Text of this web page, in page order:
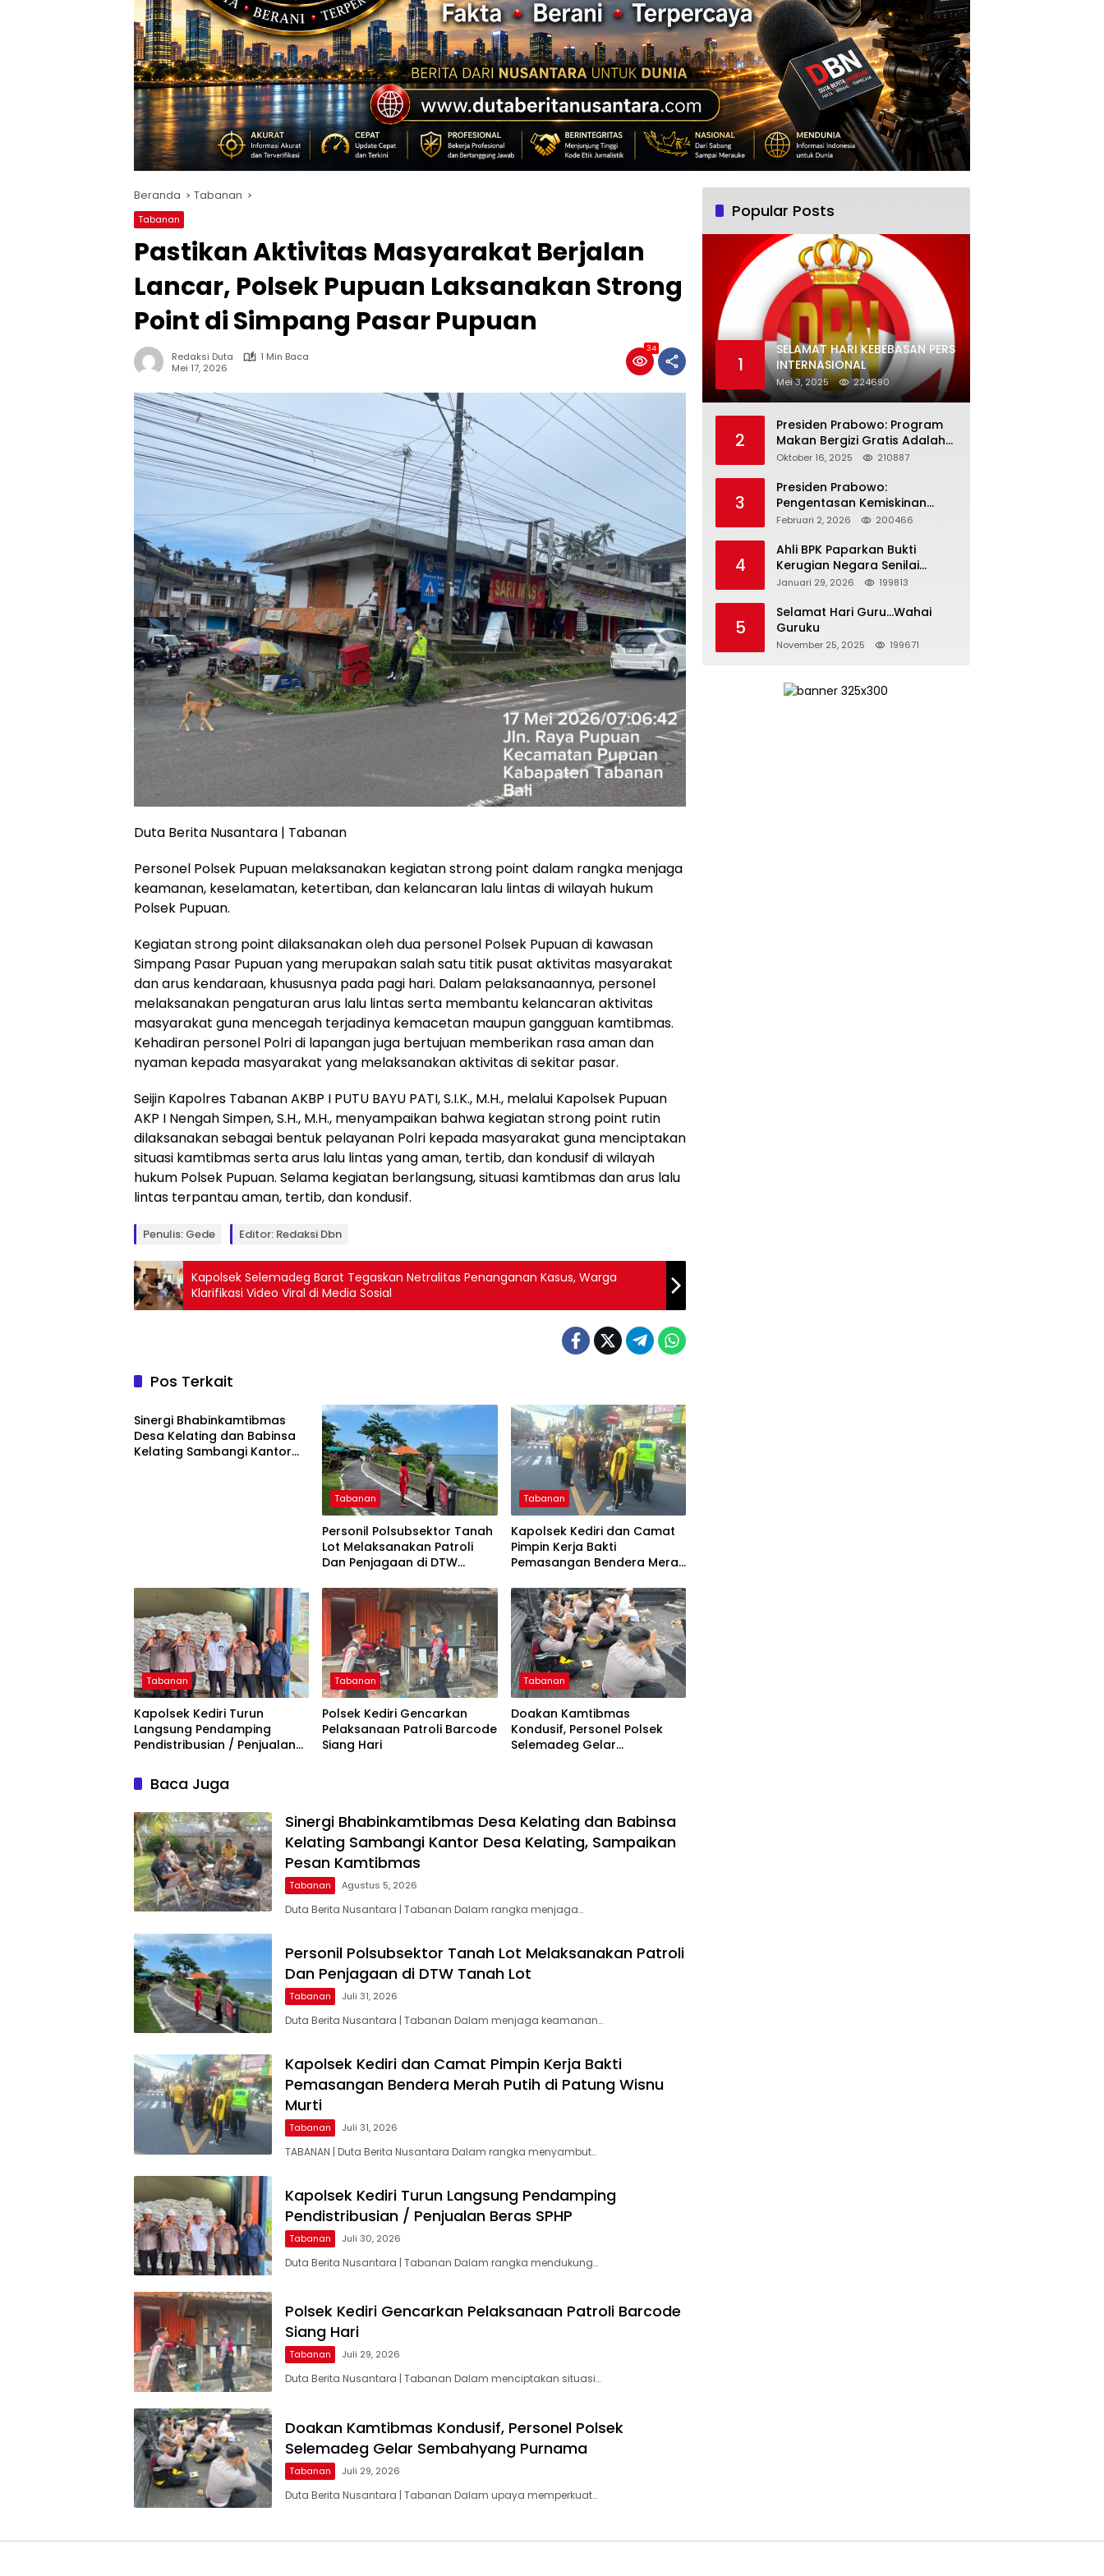
Beranda Tabanan
Tabanan
Pastikan Aktivitas Masyarakat Berjalan
Lancar, Polsek Pupuan Laksanakan Strong
Point di Simpang Pasar Pupuan
Redaksi Duta
1 Min Baca
Mei 17, 2026
34
Duta Berita Nusantara | Tabanan
Personel Polsek Pupuan melaksanakan kegiatan strong point dalam rangka menjaga
keamanan, keselamatan, ketertiban, dan kelancaran lalu lintas di wilayah hukum
Polsek Pupuan.
Kegiatan strong point dilaksanakan oleh dua personel Polsek Pupuan di kawasan
Simpang Pasar Pupuan yang merupakan salah satu titik pusat aktivitas masyarakat
dan arus kendaraan, khususnya pada pagi hari. Dalam pelaksanaannya, personel
melaksanakan pengaturan arus lalu lintas serta membantu kelancaran aktivitas
masyarakat guna mencegah terjadinya kemacetan maupun gangguan kamtibmas.
Kehadiran personel Polri di lapangan juga bertujuan memberikan rasa aman dan
nyaman kepada masyarakat yang melaksanakan aktivitas di sekitar pasar.
Seijin Kapolres Tabanan AKBP I PUTU BAYU PATI, S.I.K., M.H., melalui Kapolsek Pupuan
AKP I Nengah Simpen, S.H., M.H., menyampaikan bahwa kegiatan strong point rutin
dilaksanakan sebagai bentuk pelayanan Polri kepada masyarakat guna menciptakan
situasi kamtibmas serta arus lalu lintas yang aman, tertib, dan kondusif di wilayah
hukum Polsek Pupuan. Selama kegiatan berlangsung, situasi kamtibmas dan arus lalu
lintas terpantau aman, tertib, dan kondusif.
Penulis: Gede Editor: Redaksi Dbn
Kapolsek Selemadeg Barat Tegaskan Netralitas Penanganan Kasus, Warga
Klarifikasi Video Viral di Media Sosial
Pos Terkait
Tabanan
Sinergi Bhabinkamtibmas
Desa Kelating dan Babinsa
Kelating Sambangi Kantor
Tabanan
Personil Polsubsektor Tanah
Lot Melaksanakan Patroli
Dan Penjagaan di DTW
Tabanan
Kapolsek Kediri dan Camat
Pimpin Kerja Bakti
Pemasangan Bendera Merah
Tabanan
Kapolsek Kediri Turun
Langsung Pendamping
Pendistribusian / Penjualan
Tabanan
Polsek Kediri Gencarkan
Pelaksanaan Patroli Barcode
Siang Hari
Tabanan
Doakan Kamtibmas
Kondusif, Personel Polsek
Selemadeg Gelar
Baca Juga
Sinergi Bhabinkamtibmas Desa Kelating dan Babinsa
Kelating Sambangi Kantor Desa Kelating, Sampaikan
Pesan Kamtibmas
Tabanan Agustus 5, 2026
Duta Berita Nusantara | Tabanan Dalam rangka menjaga…
Personil Polsubsektor Tanah Lot Melaksanakan Patroli
Dan Penjagaan di DTW Tanah Lot
Tabanan Juli 31, 2026
Duta Berita Nusantara | Tabanan Dalam menjaga keamanan…
Kapolsek Kediri dan Camat Pimpin Kerja Bakti
Pemasangan Bendera Merah Putih di Patung Wisnu
Murti
Tabanan Juli 31, 2026
TABANAN | Duta Berita Nusantara Dalam rangka menyambut…
Kapolsek Kediri Turun Langsung Pendamping
Pendistribusian / Penjualan Beras SPHP
Tabanan Juli 30, 2026
Duta Berita Nusantara | Tabanan Dalam rangka mendukung…
Polsek Kediri Gencarkan Pelaksanaan Patroli Barcode
Siang Hari
Tabanan Juli 29, 2026
Duta Berita Nusantara | Tabanan Dalam menciptakan situasi…
Doakan Kamtibmas Kondusif, Personel Polsek
Selemadeg Gelar Sembahyang Purnama
Tabanan Juli 29, 2026
Duta Berita Nusantara | Tabanan Dalam upaya memperkuat…
Popular Posts
1
SELAMAT HARI KEBEBASAN PERS
INTERNASIONAL
Mei 3, 2025 224690
2
Presiden Prabowo: Program
Makan Bergizi Gratis Adalah
Investasi untuk Masa Depan
Oktober 16, 2025 210887
3
Presiden Prabowo:
Pengentasan Kemiskinan
Butuh Persatuan dan
Bertanggung Jawab
Februari 2, 2026 200466
4
Ahli BPK Paparkan Bukti
Kerugian Negara Senilai
Rp285 Triliun dalam
Pertamina
Januari 29, 2026 199813
5
Selamat Hari Guru…Wahai
Guruku
November 25, 2025 199671